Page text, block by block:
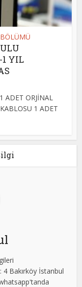
1 YIL
ADET ORJİNAL
1 ADET
Bakırköy İstanbul